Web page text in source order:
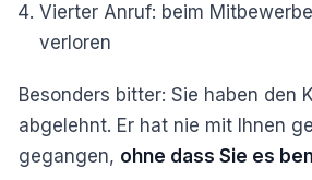
Vierter Anruf: beim
verloren
Besonders bitter: Sie haben den
abgelehnt. Er hat nie mit Ihnen
gegangen, ohne dass Sie es